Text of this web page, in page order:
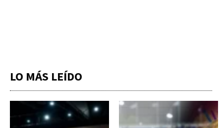
LO MÁS LEÍDO